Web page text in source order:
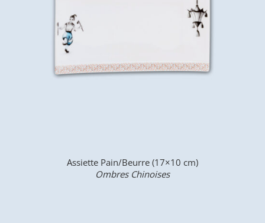
Assiette Pain/Beurre (17×10 cm)
Ombres Chinoises